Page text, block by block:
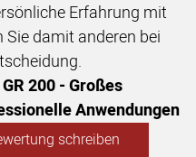
Erfahrung mit
damit anderen bei
200 - Großes
Anwendungen
schreiben